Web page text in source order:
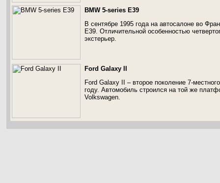
BMW 5-series E39
В сентябре 1995 года на автосалоне во
E39. Отличительной особенностью
экстерьер.
Ford Galaxy II
Ford Galaxy II – второе поколение 7-
году. Автомобиль строился на той же
Volkswagen.